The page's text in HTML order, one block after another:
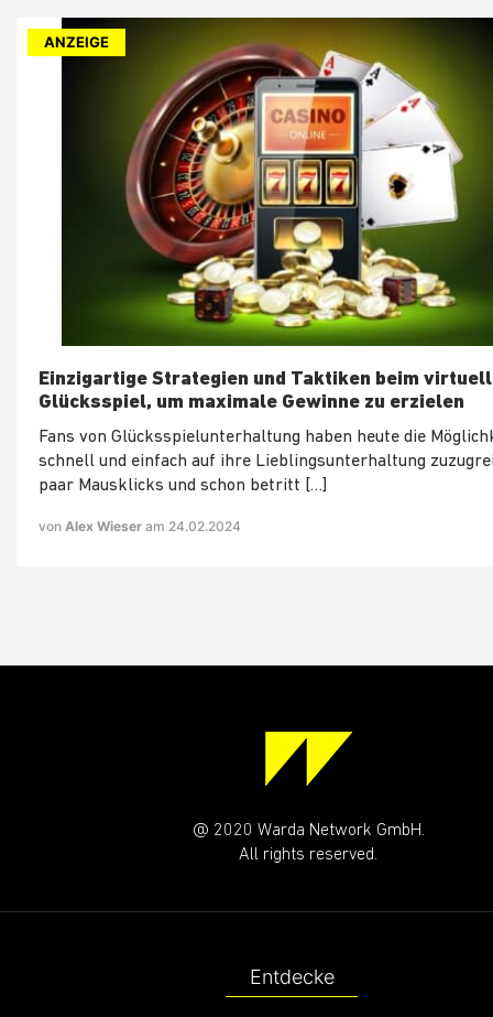
ANZEIGE
Einzigartige Strategien und Taktiken beim
Glücksspiel, um maximale Gewinne zu erzielen
Fans von Glücksspielunterhaltung haben heute die
schnell und einfach auf ihre Lieblingsunterhaltung
paar Mausklicks und schon betritt […]
von Alex Wieser am 24.02.2024
@ 2020 Warda Network GmbH.
All rights reserved.
Entdecke